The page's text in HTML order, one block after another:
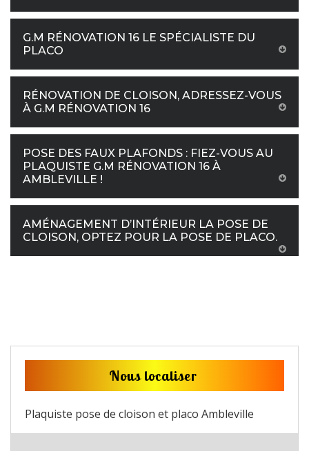
G.M RÉNOVATION 16 LE SPÉCIALISTE DU
PLACO
RÉNOVATION DE CLOISON, ADRESSEZ-VOUS
À G.M RÉNOVATION 16
POSE DES FAUX PLAFONDS : FIEZ-VOUS AU
PLAQUISTE G.M RÉNOVATION 16 À
AMBLEVILLE !
AMÉNAGEMENT D’INTÉRIEUR LA POSE DE
CLOISON, OPTEZ POUR LA POSE DE PLACO.
Nous localiser
Plaquiste pose de cloison et placo Ambleville